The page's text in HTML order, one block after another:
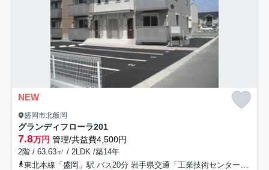
NEW
盛岡市北飯岡
グランディフローラ201
7.8万円 管理/共益費4,500円
2階 / 63.63㎡ / 2LDK /築14年
東北本線「盛岡」駅 バス20分 岩手県交通「工業技術センター前」 停歩3分